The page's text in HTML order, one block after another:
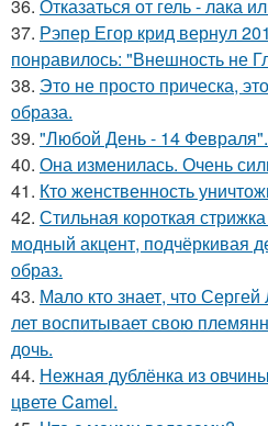
36. Отказаться от гель - лака
37. Рэпер Егор крид вернул
понравилось: "Внешность не
38. Это не просто прическа,
образа.
39. "Любой День - 14 Февраля".
40. Она изменилась. Очень
41. Кто женственность
42. Стильная короткая
модный акцент, подчёркивая
образ.
43. Мало кто знает, что
лет воспитывает свою
дочь.
44. Нежная дублёнка из
цвете Camel.